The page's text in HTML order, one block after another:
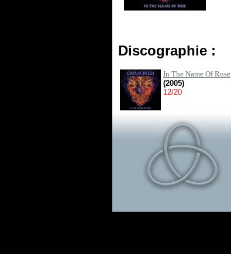
Discographie :
In The Name Of Rose
(2005)
12/20